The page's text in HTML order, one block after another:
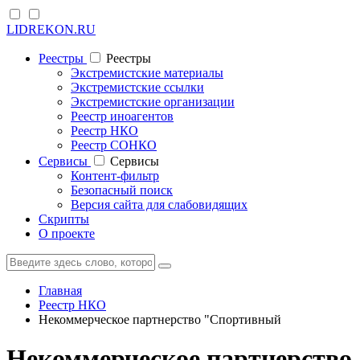
LIDREKON.RU
Реестры
Реестры
Экстремистские материалы
Экстремистские ссылки
Экстремистские организации
Реестр иноагентов
Реестр НКО
Реестр СОНКО
Cервисы
Cервисы
Контент-фильтр
Безопасный поиск
Версия сайта для слабовидящих
Скрипты
О проекте
Главная
Реестр НКО
Некоммерческое партнерство "Спортивный